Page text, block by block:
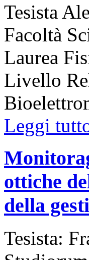
Tesista
Facoltà
Laurea
Livello
Leggi
ottiche
della
Tesista: